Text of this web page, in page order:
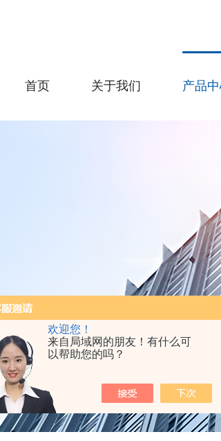
欢迎您！
来自局域网的朋友！有什么可
以帮助您的吗？
首页 关于我们 产品